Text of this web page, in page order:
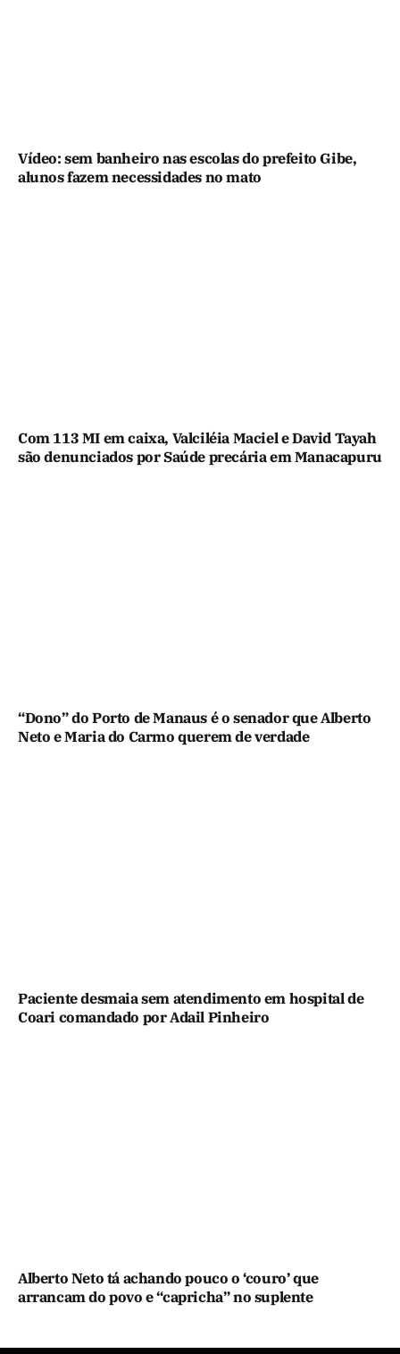
Vídeo: sem banheiro nas escolas do prefeito Gibe,
alunos fazem necessidades no mato
Com 113 MI em caixa, Valciléia Maciel e David Tayah
são denunciados por Saúde precária em Manacapuru
“Dono” do Porto de Manaus é o senador que Alberto
Neto e Maria do Carmo querem de verdade
Paciente desmaia sem atendimento em hospital de
Coari comandado por Adail Pinheiro
Alberto Neto tá achando pouco o ‘couro’ que
arrancam do povo e “capricha” no suplente